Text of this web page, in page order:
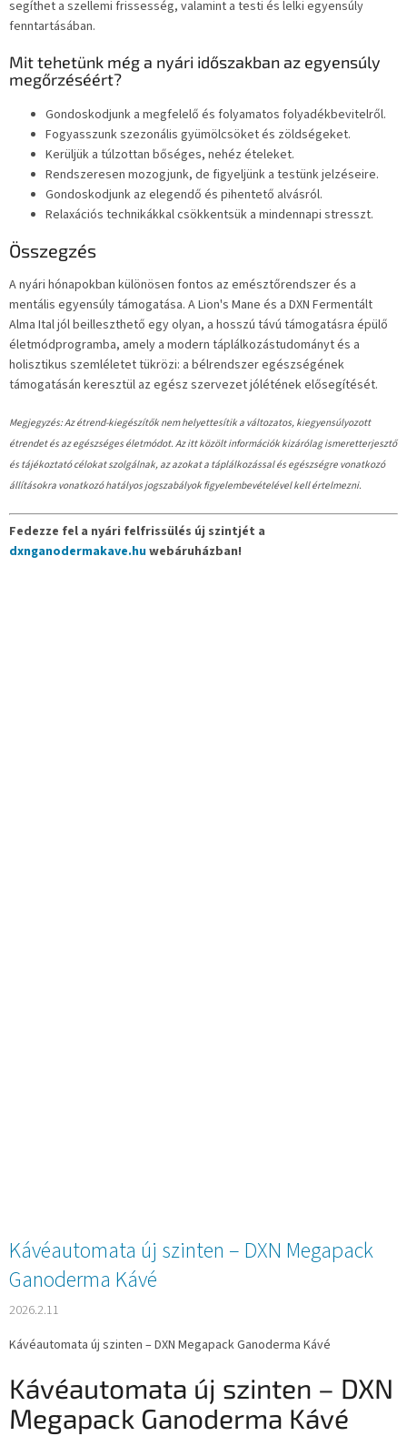
segíthet a szellemi frissesség, valamint a testi és lelki egyensúly
fenntartásában.
Mit tehetünk még a nyári időszakban az egyensúly
megőrzéséért?
Gondoskodjunk a megfelelő és folyamatos folyadékbevitelről.
Fogyasszunk szezonális gyümölcsöket és zöldségeket.
Kerüljük a túlzottan bőséges, nehéz ételeket.
Rendszeresen mozogjunk, de figyeljünk a testünk jelzéseire.
Gondoskodjunk az elegendő és pihentető alvásról.
Relaxációs technikákkal csökkentsük a mindennapi stresszt.
Összegzés
A nyári hónapokban különösen fontos az emésztőrendszer és a
mentális egyensúly támogatása. A Lion's Mane és a DXN Fermentált
Alma Ital jól beilleszthető egy olyan, a hosszú távú támogatásra épülő
életmódprogramba, amely a modern táplálkozástudományt és a
holisztikus szemléletet tükrözi: a bélrendszer egészségének
támogatásán keresztül az egész szervezet jólétének elősegítését.
Megjegyzés: Az étrend-kiegészítők nem helyettesítik a változatos, kiegyensúlyozott
étrendet és az egészséges életmódot. Az itt közölt információk kizárólag ismeretterjesztő
és tájékoztató célokat szolgálnak, az azokat a táplálkozással és egészségre vonatkozó
állításokra vonatkozó hatályos jogszabályok figyelembevételével kell értelmezni.
Fedezze fel a nyári felfrissülés új szintjét a
dxnganodermakave.huwebáruházban!
Kávéautomata új szinten – DXN Megapack
Ganoderma Kávé
2026.2.11
Kávéautomata új szinten – DXN Megapack Ganoderma Kávé
Kávéautomata új szinten – DXN
Megapack Ganoderma Kávé